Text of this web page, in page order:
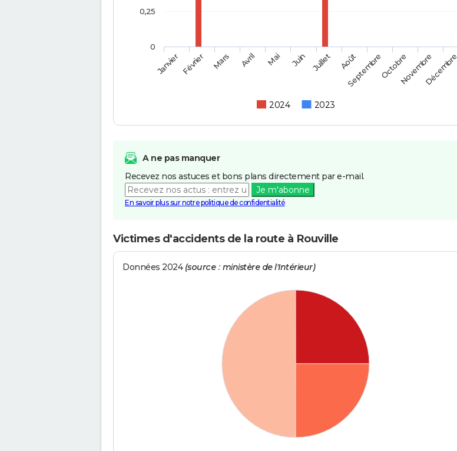
2024 2023
JanvierFévrier Mars Avril Mai Juin Juillet Août
SeptembreOctobreNovembreDécembre
0
0,25
A ne pas manquer
Recevez nos astuces et bons plans directement par e-mail.
Je m'abonne
En savoir plus sur notre politique de confidentialité
Victimes d'accidents de la route à Rouville
Données 2024 (source : ministère de l'Intérieur)